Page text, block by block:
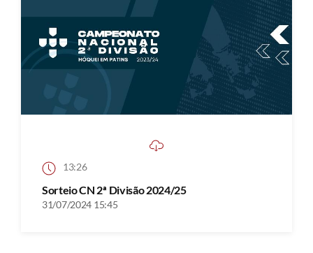
13:26
Sorteio CN 2ª Divisão 2024/25
31/07/2024 15:45